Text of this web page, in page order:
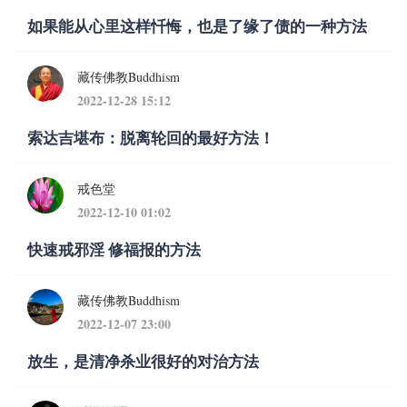
如果能从心里这样忏悔，也是了缘了债的一种方法
藏传佛教Buddhism
2022-12-28 15:12
索达吉堪布：脱离轮回的最好方法！
戒色堂
2022-12-10 01:02
快速戒邪淫 修福报的方法
藏传佛教Buddhism
2022-12-07 23:00
放生，是清净杀业很好的对治方法